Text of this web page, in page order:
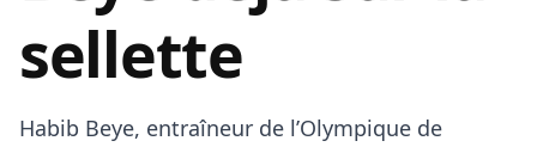
sellette
Habib Beye, entraîneur de l’Olympique de